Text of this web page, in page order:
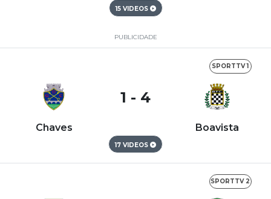
15 VIDEOS
PUBLICIDADE
SPORTTV 1
Chaves
1 - 4
Boavista
17 VIDEOS
SPORTTV 2